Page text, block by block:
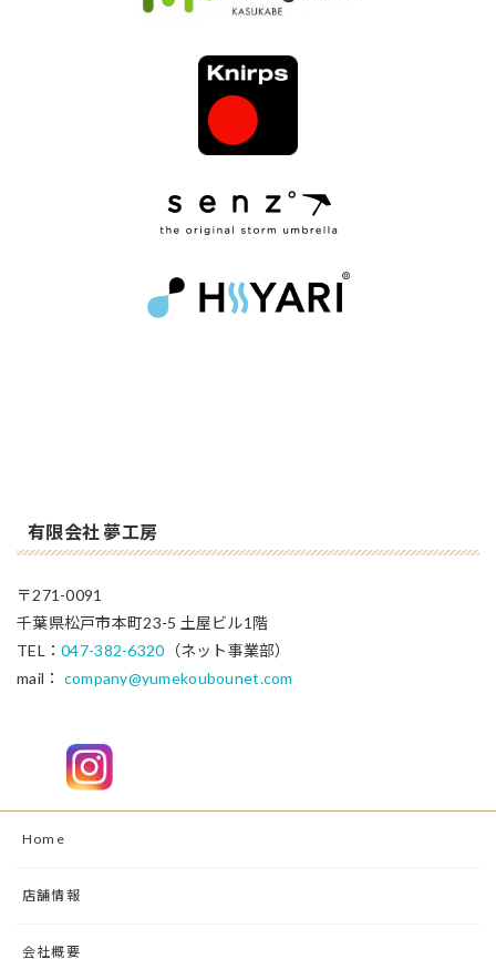
有限会社 夢工房
〒271-0091
千葉県松戸市本町23-5 土屋ビル1階
TEL：047-382-6320 （ネット事業部）
mail： company@yumekoubounet.com
Home
店舗情報
会社概要